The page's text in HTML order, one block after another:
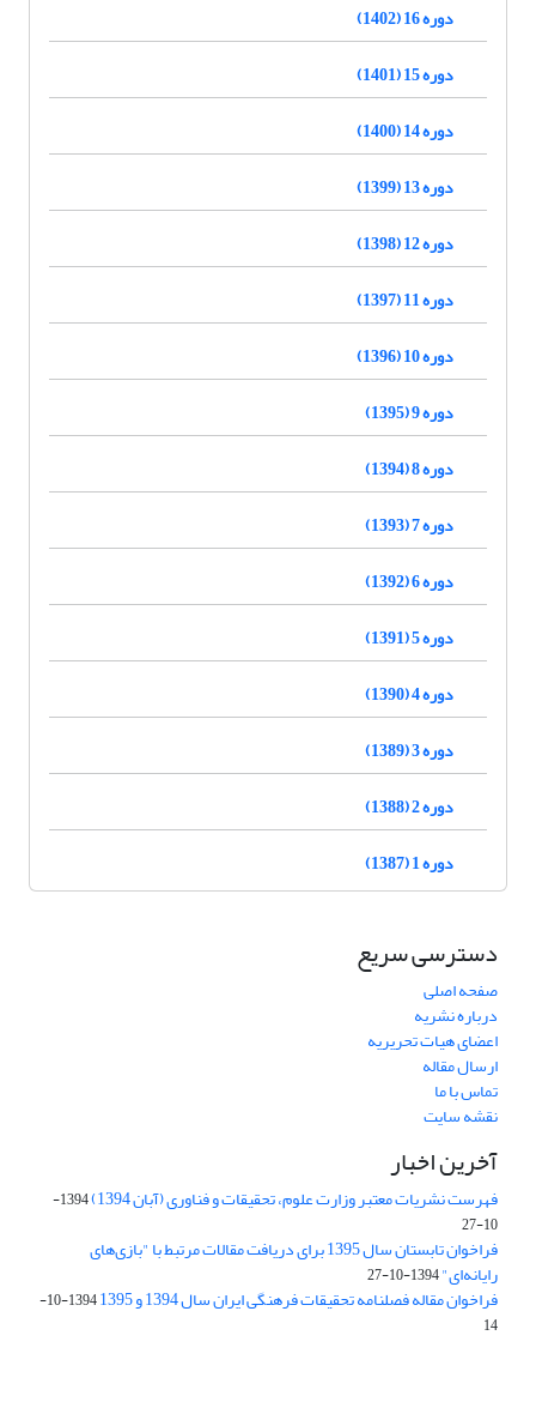
دوره 16 (1402)
دوره 15 (1401)
دوره 14 (1400)
دوره 13 (1399)
دوره 12 (1398)
دوره 11 (1397)
دوره 10 (1396)
دوره 9 (1395)
دوره 8 (1394)
دوره 7 (1393)
دوره 6 (1392)
دوره 5 (1391)
دوره 4 (1390)
دوره 3 (1389)
دوره 2 (1388)
دوره 1 (1387)
دسترسی سریع
صفحه اصلی
درباره نشریه
اعضای هیات تحریریه
ارسال مقاله
تماس با ما
نقشه سایت
آخرین اخبار
فهرست نشریات معتبر وزارت علوم، تحقیقات و فناوری (آبان 1394)
1394-
10-27
فراخوان تابستان سال 1395 برای دریافت مقالات مرتبط با "بازی‌های
رایانه‌ای"1394-10-27
فراخوان مقاله فصلنامه تحقیقات فرهنگی ایران سال 1394 و 1395
1394-10-
14